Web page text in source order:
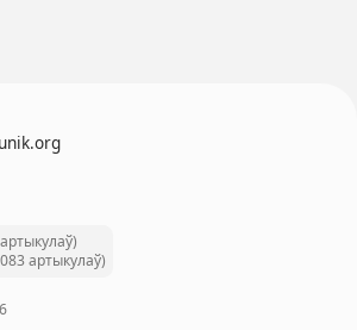
артыкулаў)